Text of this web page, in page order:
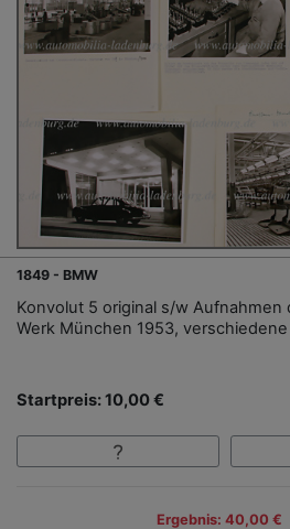
1849 - BMW
Konvolut 5 original s/w Aufnahmen
Werk München 1953,
Startpreis: 10,00 €
Ergebnis: 40,00 €